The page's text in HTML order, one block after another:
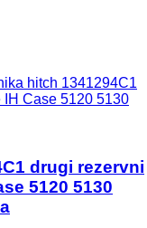
hitch 1341294C1
Case 5120 5130
drugi rezervni
5120 5130